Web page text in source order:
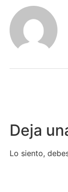
Deja
Lo siento,